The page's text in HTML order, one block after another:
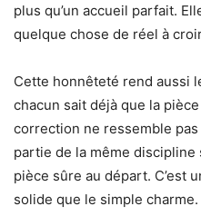
plus qu’un accueil parfait.
quelque chose de réel à
Cette honnêteté rend aussi
chacun sait déjà que la
correction ne ressemble
partie de la même
pièce sûre au départ. C’est
solide que le simple charme.